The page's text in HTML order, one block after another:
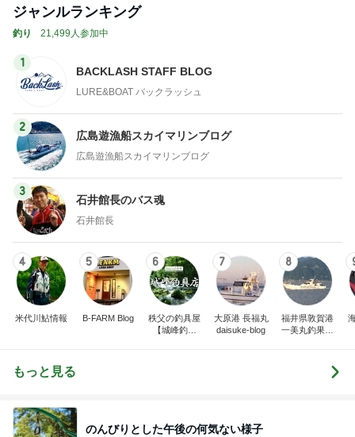
ジャンルランキング
釣り 21,499人参加中
1
BACKLASH STAFF BLOG
LURE&BOAT バックラッシュ
2
広島遊漁船スカイマリンブログ
広島遊漁船スカイマリンブログ
3
石井館長のバス魂
石井館長
4
米代川鮎情報
5
B-FARM Blog
6
秩父の釣具屋
【城峰釣具
7
大原港 長福丸
daisuke-blog
8
福井県敦賀港
一美丸釣果ブ
もっと見る
のんびりとした午後の何気ない様子